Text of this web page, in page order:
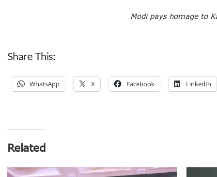
Modi pays homage to
Share This:
WhatsApp X Facebook LinkedIn
Related